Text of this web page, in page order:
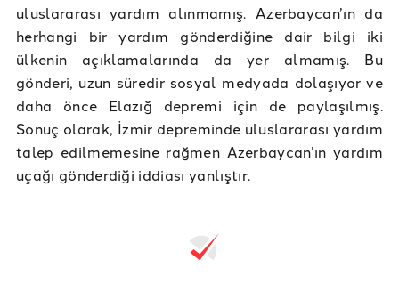
uluslararası yardım alınmamış. Azerbaycan’ın da
herhangi bir yardım gönderdiğine dair bilgi iki
ülkenin açıklamalarında da yer almamış. Bu
gönderi, uzun süredir sosyal medyada dolaşıyor ve
daha önce Elazığ depremi için de paylaşılmış.
Sonuç olarak, İzmir depreminde uluslararası yardım
talep edilmemesine rağmen Azerbaycan’ın yardım
uçağı gönderdiği iddiası yanlıştır.